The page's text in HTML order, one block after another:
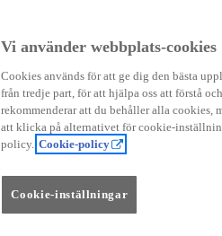
Vi använder webbplats-cookies
Cookies används för att ge dig den bästa
från tredje part, för att hjälpa oss att förstå
rekommenderar att du behåller alla cookies,
att klicka på alternativet för cookie-
policy. Cookie-policy
Cookie-inställningar